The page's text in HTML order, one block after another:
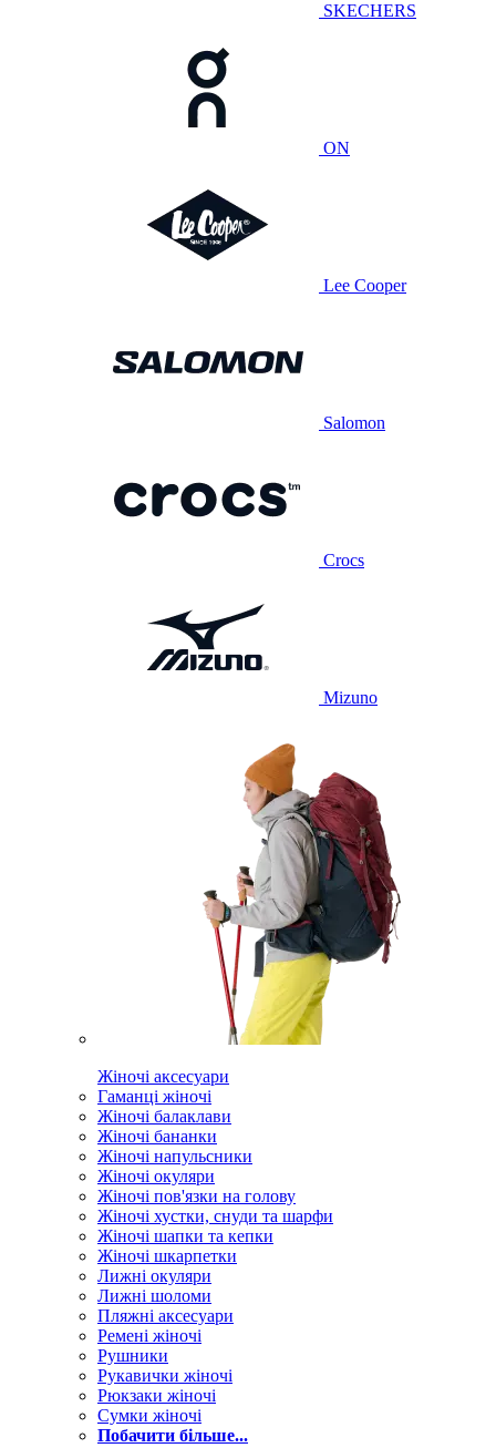
SKECHERS
ON
Lee Cooper
Salomon
Crocs
Mizuno
Жіночі аксесуари
Гаманці жіночі
Жіночі балаклави
Жіночі бананки
Жіночі напульсники
Жіночі окуляри
Жіночі пов'язки на голову
Жіночі хустки, снуди та шарфи
Жіночі шапки та кепки
Жіночі шкарпетки
Лижні окуляри
Лижні шоломи
Пляжні аксесуари
Ремені жіночі
Рушники
Рукавички жіночі
Рюкзаки жіночі
Сумки жіночі
Побачити більше...